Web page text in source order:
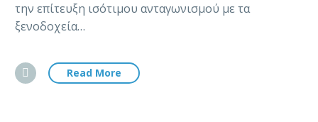
την επίτευξη ισότιμου ανταγωνισμού με τα
ξενοδοχεία…
Read More